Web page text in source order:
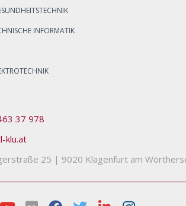
INFORMATIK
37 978
klu.at
25 | 9020 Klagenfurt am